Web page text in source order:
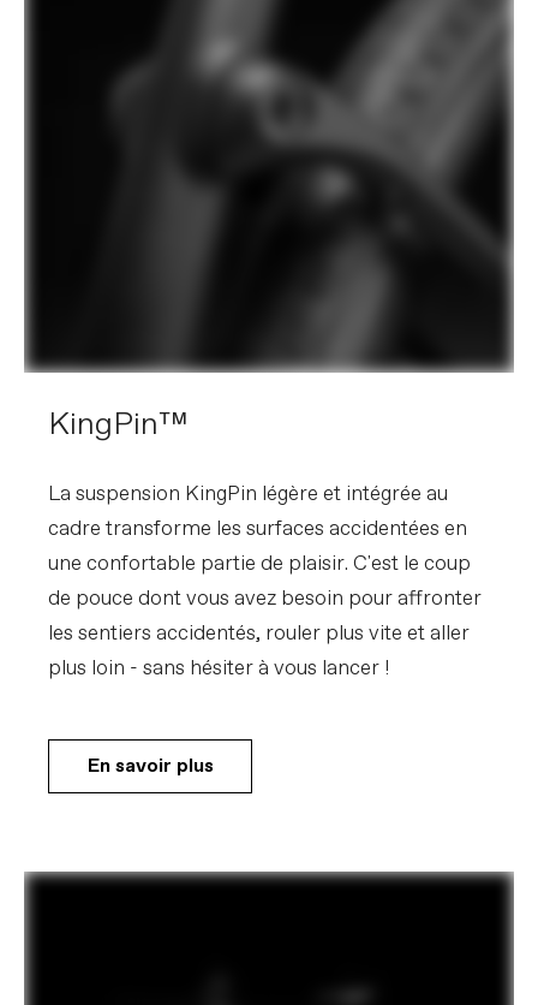
KingPin™
La suspension KingPin légère et intégrée au
cadre transforme les surfaces accidentées en
une confortable partie de plaisir. C'est le coup
de pouce dont vous avez besoin pour affronter
les sentiers accidentés, rouler plus vite et aller
plus loin - sans hésiter à vous lancer !
En savoir plus